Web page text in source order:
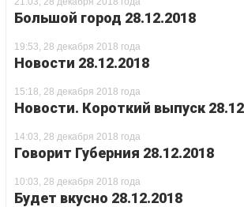
Большой город 28.12.2018
19:53, 28 декабря 2018 года
Новости 28.12.2018
15:18, 28 декабря 2018 года
Новости. Короткий выпуск
14:03, 28 декабря 2018 года
Говорит Губерния 28.12.2018
10:03, 28 декабря 2018 года
Будет вкусно 28.12.2018